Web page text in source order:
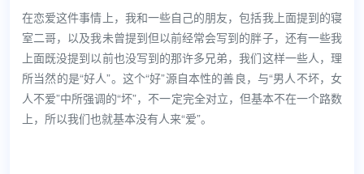
在恋爱这件事情上，我和一些自己的朋友，包括我上面提到的寝
室二哥，以及我未曾提到但以前经常会写到的胖子，还有一些我
上面既没提到以前也没写到的那许多兄弟，我们这样一些人，理
所当然的是“好人”。这个“好”源自本性的善良，与“男人不坏，女
人不爱”中所强调的“坏”，不一定完全对立，但基本不在一个路数
上，所以我们也就基本没有人来“爱”。